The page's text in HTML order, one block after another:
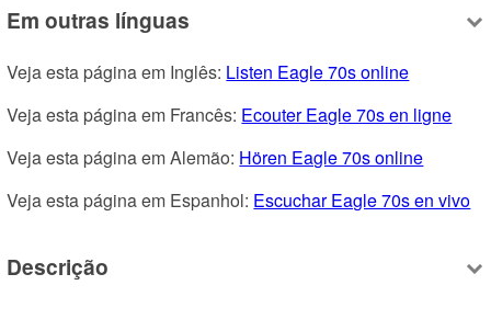
Em outras línguas
Veja esta página em Inglês: Listen Eagle 70s online
Veja esta página em Francês: Ecouter Eagle 70s en ligne
Veja esta página em Alemão: Hören Eagle 70s online
Veja esta página em Espanhol: Escuchar Eagle 70s en vivo
Descrição